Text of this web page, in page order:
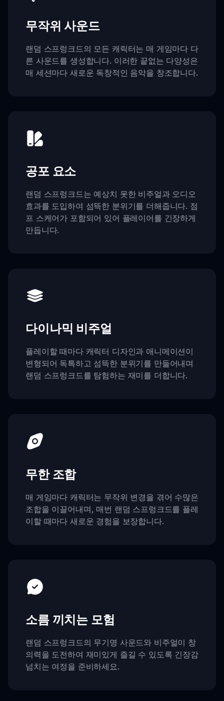
무작위 사운드
랜덤 스프렁크드의 모든 캐릭터는 매 게임마다 다
른 사운드를 생성합니다. 이러한 끝없는 다양성은
매 세션마다 새로운 독창적인 음악을 창조합니다.
공포 요소
랜덤 스프렁크드는 예상치 못한 비주얼과 오디오
효과를 도입하여 섬뜩한 분위기를 더해줍니다. 점
프 스케어가 포함되어 있어 플레이어를 긴장하게
만듭니다.
다이나믹 비주얼
플레이할 때마다 캐릭터 디자인과 애니메이션이
변형되어 독특하고 섬뜩한 분위기를 만들어내며
랜덤 스프렁크드를 탐험하는 재미를 더합니다.
무한 조합
매 게임마다 캐릭터는 무작위 변경을 겪어 수많은
조합을 이끌어내며, 매번 랜덤 스프렁크드를 플레
이할 때마다 새로운 경험을 보장합니다.
소름 끼치는 모험
랜덤 스프렁크드의 무기명 사운드와 비주얼이 창
의력을 도전하여 재미있게 즐길 수 있도록 긴장감
넘치는 여정을 준비하세요.